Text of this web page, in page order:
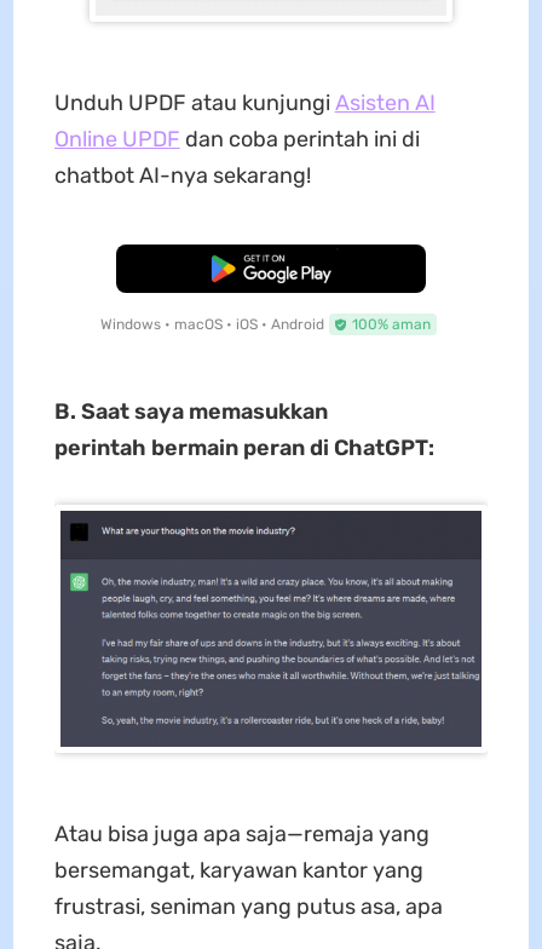
Unduh UPDF atau kunjungiAsisten AI
Online UPDF dan coba perintah ini di
chatbot AI-nya sekarang!
Unduh Gratis
Windows • macOS • iOS • Android 100% aman
B. Saat saya memasukkan
perintah bermain peran di ChatGPT:
Atau bisa juga apa saja—remaja yang
bersemangat, karyawan kantor yang
frustrasi, seniman yang putus asa, apa
saja.